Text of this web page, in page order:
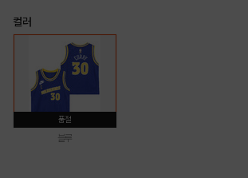
컬러
품절
블루